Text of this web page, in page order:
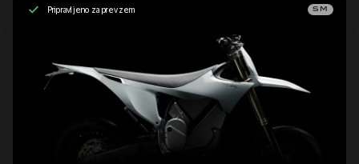
Pripravljeno za prevzem SM